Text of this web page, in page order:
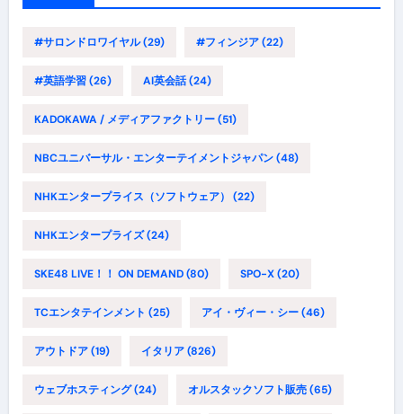
#サロンドロワイヤル(29) #フィンジア(22)
#英語学習(26) AI英会話(24)
KADOKAWA / メディアファクトリー(51)
NBCユニバーサル・エンターテイメントジャパン(48)
NHKエンタープライス（ソフトウェア） (22)
NHKエンタープライズ(24)
SKE48 LIVE！！ ON DEMAND(80) SPO-X(20)
TCエンタテインメント (25) アイ・ヴィー・シー(46)
アウトドア(19) イタリア(826)
ウェブホスティング(24) オルスタックソフト販売(65)